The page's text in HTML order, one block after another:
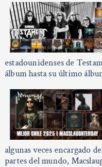
estadounidenses de
álbum hasta su último
algunas veces encargado
partes del mundo,